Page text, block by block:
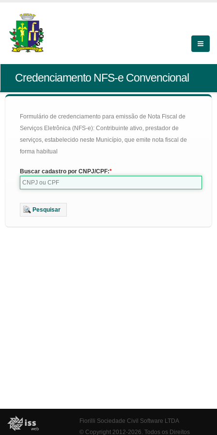
Credenciamento NFS-e Convencional
Formulário de credenciamento para emissão de Nota Fiscal de
Serviços Eletrônica (NFS-e): Contribuinte ativo, prestador de
serviços, estabelecido neste Município, que emite nota fiscal de
forma habitual
Buscar cadastro por CNPJ/CPF:
Pesquisar
Fiorilli Sociedade Civil Software LTDA
© Copyright 2012-2026. Todos os Direitos